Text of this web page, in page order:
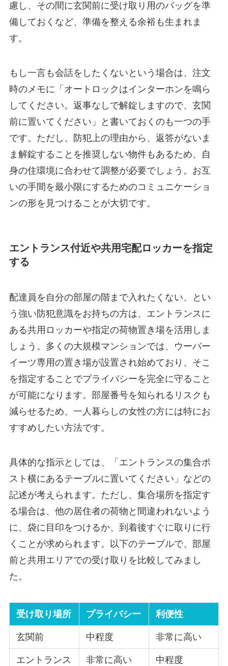
慮し、その間に玄関前に受け取り用のバッグを準
備しておくなど、準備を整える余裕も生まれま
す。
もし一言も会話をしたくないという場合は、注文
時のメモに「オートロックはインターホンを鳴ら
してください。返事なしで解錠しますので、玄関
前に置いてください」と書いておくのも一つの手
です。ただし、防犯上の理由から、返答がないま
ま解錠することを推奨しない物件もあるため、自
身の住環境に合わせて調整が必要でしょう。お互
いの手間を最小限にするためのコミュニケーショ
ンの形を見つけることが大切です。
エントランス付近や共用宅配ロッカーを指定
する
配達員を自分の部屋の階まで入れたくない、とい
う強い防犯意識をお持ちの方は、エントランスに
ある共用ロッカーや指定の荷物置き場を活用しま
しょう。多くの大規模マンションでは、ウーバー
イーツ専用の置き場が設置され始めており、そこ
を指定することでプライバシーを完全に守ること
が可能になります。部屋番号を知られるリスクも
減らせるため、一人暮らしの女性の方には特にお
すすめしたい方法です。
具体的な指示としては、「エントランスの集合ポ
スト横にあるテーブルに置いてください」などの
記述が考えられます。ただし、集合場所を指定す
る場合は、他の居住者の荷物と間違われないよう
に、袋に目印をつけるか、到着後すぐに取りに行
くことが求められます。以下のテーブルで、部屋
前と共用エリアでの受け取りを比較してみまし
た。
受け取り場所 プライバシー 利便性
玄関前 中程度 非常に高い
エントランス 非常に高い 中程度